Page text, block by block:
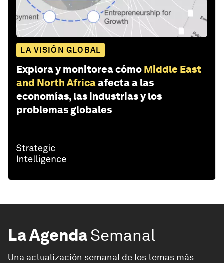
LA VISIÓN GLOBAL
Explora y monitorea cómo Middle East
and North Africaafecta a las
economías, las industrias y los
problemas globales
La AgendaSemanal
Una actualización semanal de los temas más